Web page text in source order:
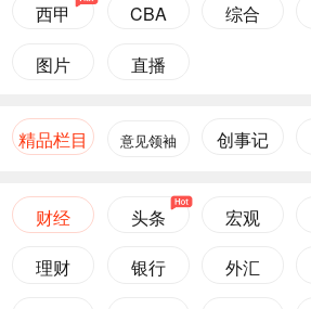
西甲 CBA 综合
图片 直播
精品栏目 意见领袖 创事记
财经 头条 宏观
理财 银行 外汇